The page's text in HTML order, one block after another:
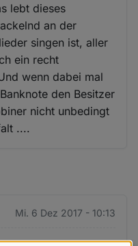
lebt dieses
an der
singen ist, aller
ein recht
wenn dabei mal
den Besitzer
nicht unbedingt
....
Mi. 6 Dez 2017 - 10:13